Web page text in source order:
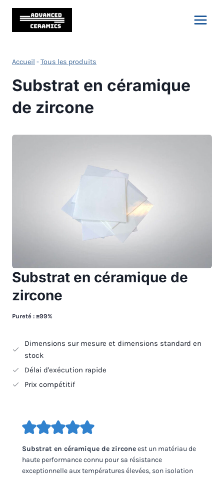
Skip
content
Accueil -Tous les produits
Substrat en céramique
de zircone
Substrat en céramique de
zircone
Pureté : ≥99%
Dimensions sur mesure et dimensions standard en
stock
Délai d'exécution rapide
Prix compétitif
Substrat en céramique de zirconeest un matériau de
haute performance connu pour sa résistance
exceptionnelle aux températures élevées, son isolation